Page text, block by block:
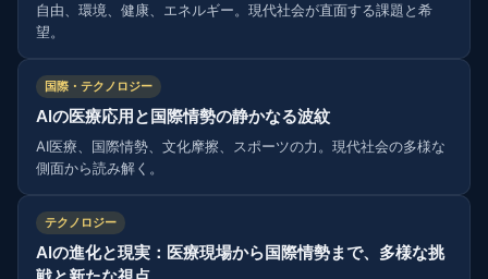
自由、環境、健康、エネルギー。現代社会が直面する課題と希
望。
国際・テクノロジー
AIの医療応用と国際情勢の静かなる波紋
AI医療、国際情勢、文化摩擦、スポーツの力。現代社会の多様な
側面から読み解く。
テクノロジー
AIの進化と現実：医療現場から国際情勢まで、多様な挑